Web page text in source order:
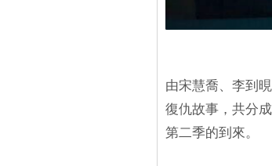
由宋慧喬、李到
復仇故事，共分
第二季的到來。